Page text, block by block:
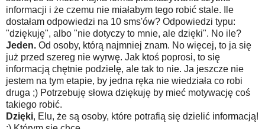
informacji i że czemu nie miałabym tego robić stale. Ile
dostałam odpowiedzi na 10 sms'ów? Odpowiedzi typu:
"dziękuję", albo "nie dotyczy to mnie, ale dzięki". No ile?
Jeden. Od osoby, którą najmniej znam. No więcej, to ja się
już przed szereg nie wyrwę. Jak ktoś poprosi, to się
informacją chętnie podzielę, ale tak to nie. Ja jeszcze nie
jestem na tym etapie, by jedna ręka nie wiedziała co robi
druga ;) Potrzebuję słowa dziękuję by mieć motywację coś
takiego robić.
Dzięki, Elu, że są osoby, które potrafią się dzielić informacją!